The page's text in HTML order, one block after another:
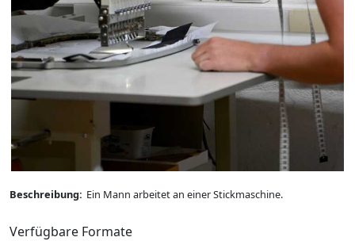
Beschreibung: Ein Mann arbeitet an einer Stickmaschine.
Verfügbare Formate